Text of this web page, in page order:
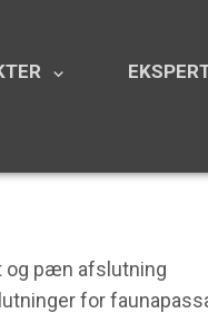
keyboard_arrow_down
og pæn afslutning
for